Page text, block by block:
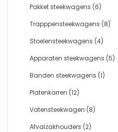
Pakket steekwagens (6)
Trapppensteekwagens (8)
Stoelensteekwagens (4)
Apparaten steekwagens (5)
Banden steekwagens (1)
Platenkarren (12)
Vatensteekwagen (8)
Afvalzakhouders (2)